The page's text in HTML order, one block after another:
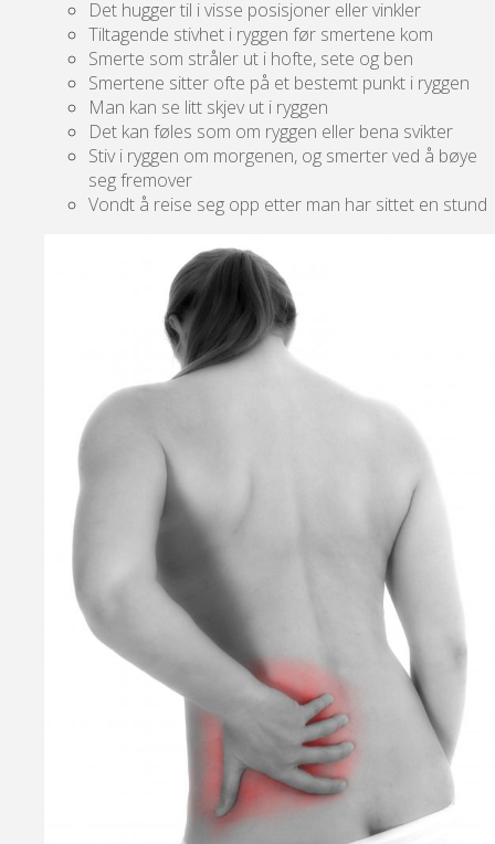
Det hugger til i visse posisjoner eller vinkler
Tiltagende stivhet i ryggen før smertene kom
Smerte som stråler ut i hofte, sete og ben
Smertene sitter ofte på et bestemt punkt i ryggen
Man kan se litt skjev ut i ryggen
Det kan føles som om ryggen eller bena svikter
Stiv i ryggen om morgenen, og smerter ved å bøye
seg fremover
Vondt å reise seg opp etter man har sittet en stund